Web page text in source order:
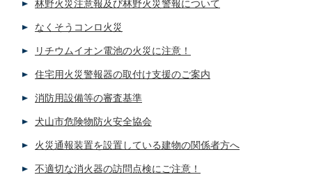
林野火災注意報及び林野火災警報について
なくそうコンロ火災
リチウムイオン電池の火災に注意！
住宅用火災警報器の取付け支援のご案内
消防用設備等の審査基準
犬山市危険物防火安全協会
火災通報装置を設置している建物の関係者方へ
不適切な消火器の訪問点検にご注意！